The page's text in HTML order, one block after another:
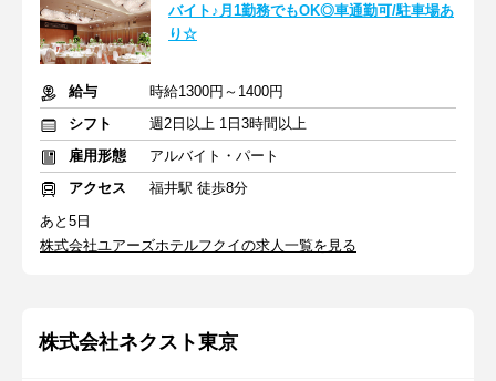
バイト♪月1勤務でもOK◎車通勤可/駐車場あ
り☆
給与
時給1300円～1400円
シフト
週2日以上 1日3時間以上
雇用形態
アルバイト・パート
アクセス
福井駅 徒歩8分
あと5日
株式会社ユアーズホテルフクイの求人一覧を見る
株式会社ネクスト東京